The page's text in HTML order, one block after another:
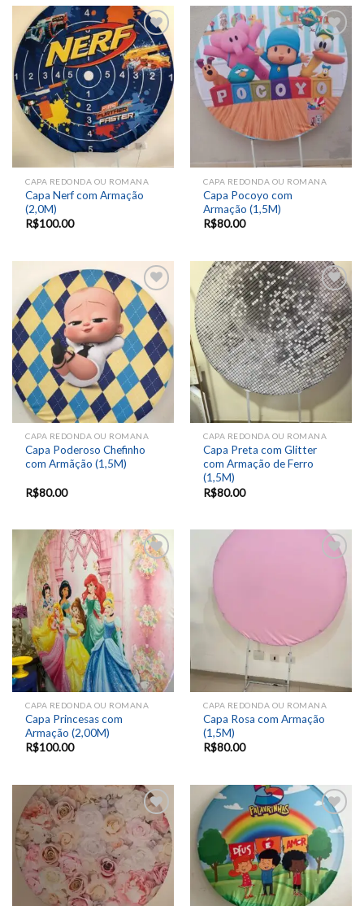
Add to
wishlist
CAPA REDONDA OU ROMANA
Capa Nerf com Armação
(2,0M)
R$100.00
Add to
wishlist
CAPA REDONDA OU ROMANA
Capa Pocoyo com
Armação (1,5M)
R$80.00
Add to
wishlist
CAPA REDONDA OU ROMANA
Capa Poderoso Chefinho
com Armãção (1,5M)
R$80.00
Add to
wishlist
CAPA REDONDA OU ROMANA
Capa Preta com Glitter
com Armação de Ferro
(1,5M)
R$80.00
Add to
wishlist
CAPA REDONDA OU ROMANA
Capa Princesas com
Armação (2,00M)
R$100.00
CAPA REDONDA OU ROMANA
Capa Rosa com Armação
(1,5M)
R$80.00
Add to
wishlist
Add to
wishlist